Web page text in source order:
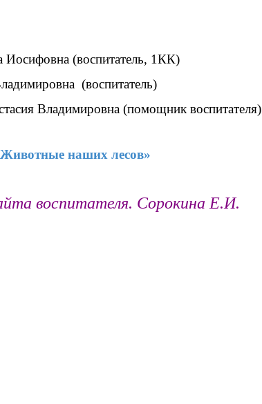
Иосифовна (воспитатель, 1КК)
(воспитатель)
Владимировна (помощник воспитателя)
наших лесов»
воспитателя. Сорокина Е.И.